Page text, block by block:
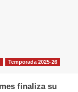
Temporada 2025-26
finaliza su